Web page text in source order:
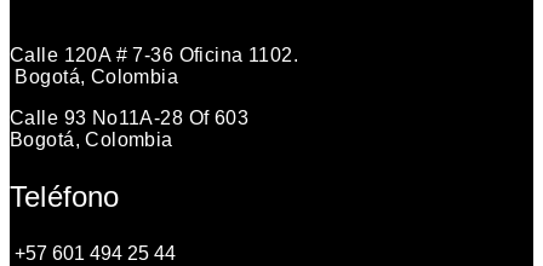
Calle 120A # 7-36 Oficina 1102.
Bogotá, Colombia
Calle 93 No11A-28 Of 603
Bogotá, Colombia
Teléfono
+57 601 494 25 44